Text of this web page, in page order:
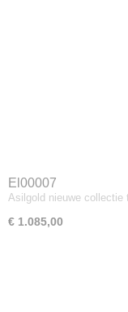
El00007
Asilgold nieuwe collectie
€ 1.085,00